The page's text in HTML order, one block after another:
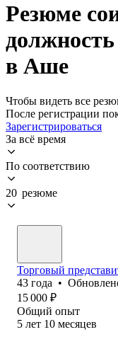
Резюме
в Аше
Чтобы видеть все
После регистрации
Зарегистрироваться
За всё время
По соответствию
20 резюме
Торговый
43 года •
15 000 ₽
Общий опыт
5 лет 10 месяцев